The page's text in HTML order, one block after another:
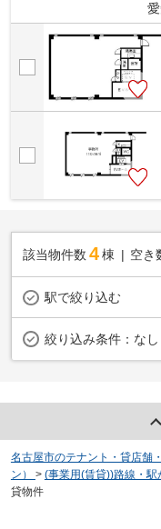
該当物件数 4棟 空き
駅で絞り込む
絞り込み条件： なし
名古屋市のテナント・貸店舗
ン）
> (事業用(賃貸))路線・駅
貸物件